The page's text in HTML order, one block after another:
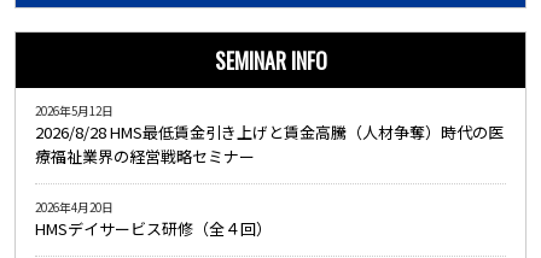
SEMINAR INFO
2026/8/28 HMS最低賃金引き上げと賃金高騰（人材争奪）時代の医
療福祉業界の経営戦略セミナー
2026年5月12日
HMSデイサービス研修（全４回）
2026年4月20日